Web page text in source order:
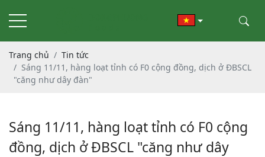
Trang chủ
Tin tức
Sáng 11/11, hàng loạt tỉnh có F0 cộng đồng, dịch ở ĐBSCL
"căng như dây đàn"
Sáng 11/11, hàng loạt tỉnh có F0 cộng
đồng, dịch ở ĐBSCL "căng như dây